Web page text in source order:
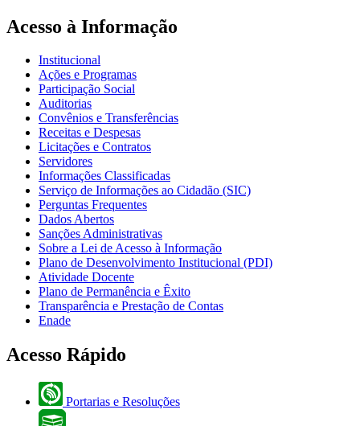
Acesso à Informação
Institucional
Ações e Programas
Participação Social
Auditorias
Convênios e Transferências
Receitas e Despesas
Licitações e Contratos
Servidores
Informações Classificadas
Serviço de Informações ao Cidadão (SIC)
Perguntas Frequentes
Dados Abertos
Sanções Administrativas
Sobre a Lei de Acesso à Informação
Plano de Desenvolvimento Institucional (PDI)
Atividade Docente
Plano de Permanência e Êxito
Transparência e Prestação de Contas
Enade
Acesso Rápido
Portarias e Resoluções